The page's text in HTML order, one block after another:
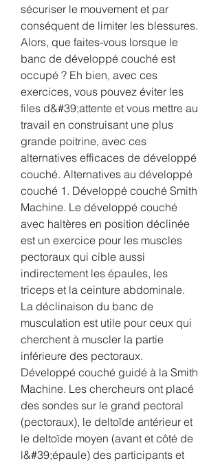
sécuriser le mouvement et par
conséquent de limiter les blessures.
Alors, que faites-vous lorsque le
banc de développé couché est
occupé ? Eh bien, avec ces
exercices, vous pouvez éviter les
files d&#39;attente et vous mettre au
travail en construisant une plus
grande poitrine, avec ces
alternatives efficaces de développé
couché. Alternatives au développé
couché 1. Développé couché Smith
Machine. Le développé couché
avec haltères en position déclinée
est un exercice pour les muscles
pectoraux qui cible aussi
indirectement les épaules, les
triceps et la ceinture abdominale.
La déclinaison du banc de
musculation est utile pour ceux qui
cherchent à muscler la partie
inférieure des pectoraux.
Développé couché guidé à la Smith
Machine. Les chercheurs ont placé
des sondes sur le grand pectoral
(pectoraux), le deltoïde antérieur et
le deltoïde moyen (avant et côté de
l&#39;épaule) des participants et